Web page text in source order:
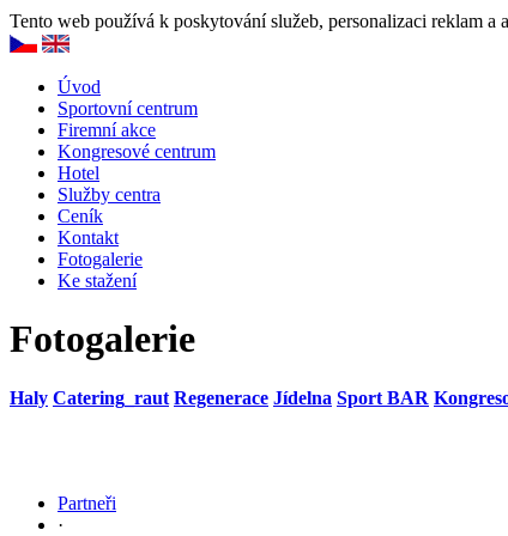
Tento web používá k poskytování služeb, personalizaci reklam
Úvod
Sportovní centrum
Firemní akce
Kongresové centrum
Hotel
Služby centra
Ceník
Kontakt
Fotogalerie
Ke stažení
Fotogalerie
Haly Catering_raut Regenerace Jídelna Sport BAR
Partneři
·